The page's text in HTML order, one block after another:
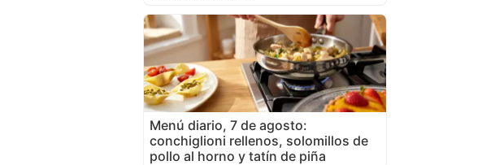
Menú diario, 7 de agosto:
conchiglioni rellenos, solomillos de
pollo al horno y tatín de piña